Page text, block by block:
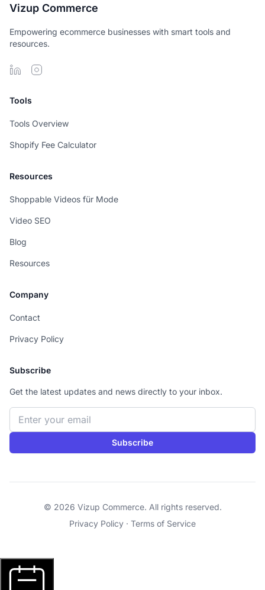
Vizup Commerce
Empowering ecommerce businesses with smart tools and
resources.
Tools
Tools Overview
Shopify Fee Calculator
Resources
Shoppable Videos für Mode
Video SEO
Blog
Resources
Company
Contact
Privacy Policy
Subscribe
Get the latest updates and news directly to your inbox.
Email address
Subscribe
© 2026 Vizup Commerce. All rights reserved.
Privacy Policy · Terms of Service